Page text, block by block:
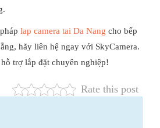
lap camera tai Da Nang cho bếp
hãy liên hệ ngay với SkyCamera.
trợ lắp đặt chuyên nghiệp!
Rate this post